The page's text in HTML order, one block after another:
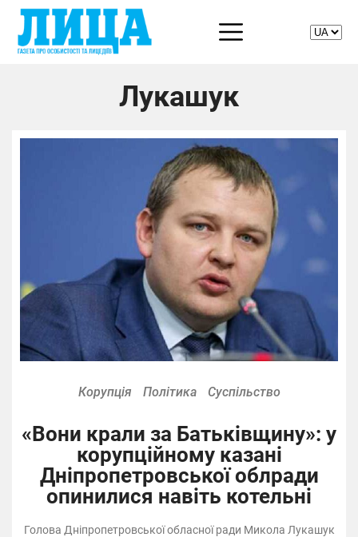
Лукашук
Корупція Політика Суспільство
«Вони крали за Батьківщину»: у
корупційному казані
Дніпропетровської облради
опинилися навіть котельні
Голова Дніпропетровської обласної ради Микола Лукашук